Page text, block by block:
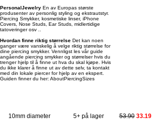
PersonalJewelry En av Europas største
produsenter av personlig styling og ekstrautstyr.
Piercing Smykker, kosmetiske linser, iPhone
Covers, Nose Studs, Ear Studs, midlertidige
tatoveringer osv ..
Hvordan finne riktig størrelse Det kan noen
ganger være vanskelig å velge riktig størrelse for
dine piercing smykker. Vennligst les vår guide
angående piercing smykker og størrelser hvis du
trenger hjelp til å finne ut hva du skal kjøpe. Hvis
du ikke klarer å finne ut av dette selv, ta kontakt
med din lokale piercer for hjelp av en ekspert.
Guiden finner du her: AboutPiercingSizes
10mm diameter 5+ på lager 53.90 33.19